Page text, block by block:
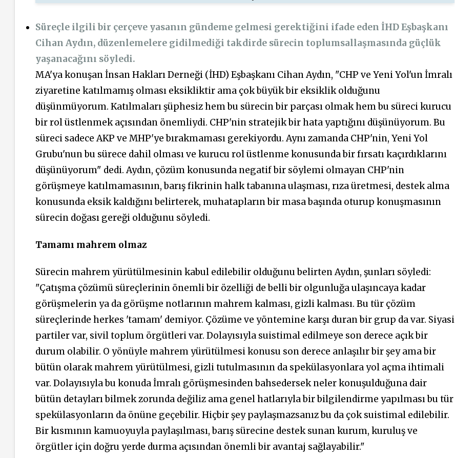
Süreçle ilgili bir çerçeve yasanın gündeme gelmesi gerektiğini ifade eden İHD Eşbaşkanı
Cihan Aydın, düzenlemelere gidilmediği takdirde sürecin toplumsallaşmasında güçlük
yaşanacağını söyledi.
MA'ya konuşan İnsan Hakları Derneği (İHD) Eşbaşkanı Cihan Aydın, "CHP ve Yeni Yol'un İmralı
ziyaretine katılmamış olması eksikliktir ama çok büyük bir eksiklik olduğunu
düşünmüyorum. Katılmaları şüphesiz hem bu sürecin bir parçası olmak hem bu süreci kurucu
bir rol üstlenmek açısından önemliydi. CHP'nin stratejik bir hata yaptığını düşünüyorum. Bu
süreci sadece AKP ve MHP'ye bırakmaması gerekiyordu. Aynı zamanda CHP'nin, Yeni Yol
Grubu'nun bu sürece dahil olması ve kurucu rol üstlenme konusunda bir fırsatı kaçırdıklarını
düşünüyorum" dedi. Aydın, çözüm konusunda negatif bir söylemi olmayan CHP'nin
görüşmeye katılmamasının, barış fikrinin halk tabanına ulaşması, rıza üretmesi, destek alma
konusunda eksik kaldığını belirterek, muhatapların bir masa başında oturup konuşmasının
sürecin doğası gereği olduğunu söyledi.
Tamamı mahrem olmaz
Sürecin mahrem yürütülmesinin kabul edilebilir olduğunu belirten Aydın, şunları söyledi:
"Çatışma çözümü süreçlerinin önemli bir özelliği de belli bir olgunluğa ulaşıncaya kadar
görüşmelerin ya da görüşme notlarının mahrem kalması, gizli kalması. Bu tür çözüm
süreçlerinde herkes 'tamam' demiyor. Çözüme ve yöntemine karşı duran bir grup da var. Siyasi
partiler var, sivil toplum örgütleri var. Dolayısıyla suistimal edilmeye son derece açık bir
durum olabilir. O yönüyle mahrem yürütülmesi konusu son derece anlaşılır bir şey ama bir
bütün olarak mahrem yürütülmesi, gizli tutulmasının da spekülasyonlara yol açma ihtimali
var. Dolayısıyla bu konuda İmralı görüşmesinden bahsedersek neler konuşulduğuna dair
bütün detayları bilmek zorunda değiliz ama genel hatlarıyla bir bilgilendirme yapılması bu tür
spekülasyonların da önüne geçebilir. Hiçbir şey paylaşmazsanız bu da çoksuistimal edilebilir.
Bir kısmının kamuoyuyla paylaşılması, barış sürecine destek sunan kurum, kuruluş ve
örgütler için doğru yerde durma açısından önemli bir avantaj sağlayabilir."